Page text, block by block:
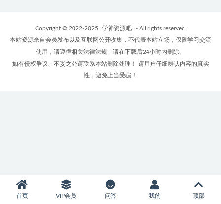
Copyright © 2022-2025 学神资源吧
- All rights reserved.
本站资源来自会员发布以及互联网公开收集，不代表本站立场，仅限学习交流
使用，请遵循相关法律法规，请在下载后24小时内删除。
如有侵权争议、不妥之处请联系本站删除处理！ 请用户仔细辨认内容的真实
性，避免上当受骗！
首页 VIP会员 问答 我的 顶部